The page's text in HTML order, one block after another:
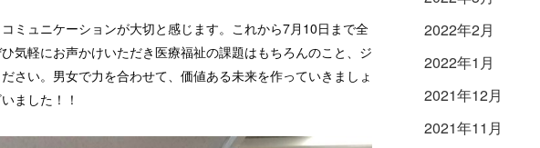
ミュニケーションが大切と感じます。これから7月10日まで全
気軽にお声かけいただき医療福祉の課題はもちろんのこと、ジ
さい。男女で力を合わせて、価値ある未来を作っていきましょ
ました！！
2022年2月
2022年1月
2021年12月
2021年11月